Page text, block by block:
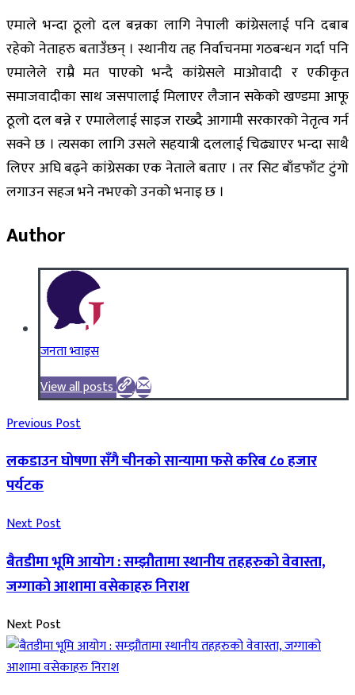
एमाले भन्दा ठूलो दल बन्नका लागि नेपाली कांग्रेसलाई पनि दबाब
रहेको नेताहरु बताउँछन् । स्थानीय तह निर्वाचनमा गठबन्धन गर्दा पनि
एमालेले राम्रै मत पाएको भन्दै कांग्रेसले माओवादी र एकीकृत
समाजवादीका साथ जसपालाई मिलाएर लैजान सकेको खण्डमा आफू
ठूलो दल बन्ने र एमालेलाई साइज राख्दै आगामी सरकारको नेतृत्व गर्न
सक्ने छ । त्यसका लागि उसले सहयात्री दललाई चिढ्याएर भन्दा साथै
लिएर अघि बढ्ने कांग्रेसका एक नेताले बताए । तर सिट बाँडफाँट टुंगो
लगाउन सहज भने नभएको उनको भनाइ छ ।
Author
जनता भ्वाइस
View all posts
Previous Post
लकडाउन घोषणा सँगै चीनको सान्यामा फसे करिब ८० हजार
पर्यटक
Next Post
बैतडीमा भूमि आयोग : सम्झौतामा स्थानीय तहहरुको वेवास्ता,
जग्गाको आशामा वसेकाहरु निराश
Next Post